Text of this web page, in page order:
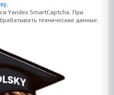
.
Yandex SmartCaptcha. При
технические данные.